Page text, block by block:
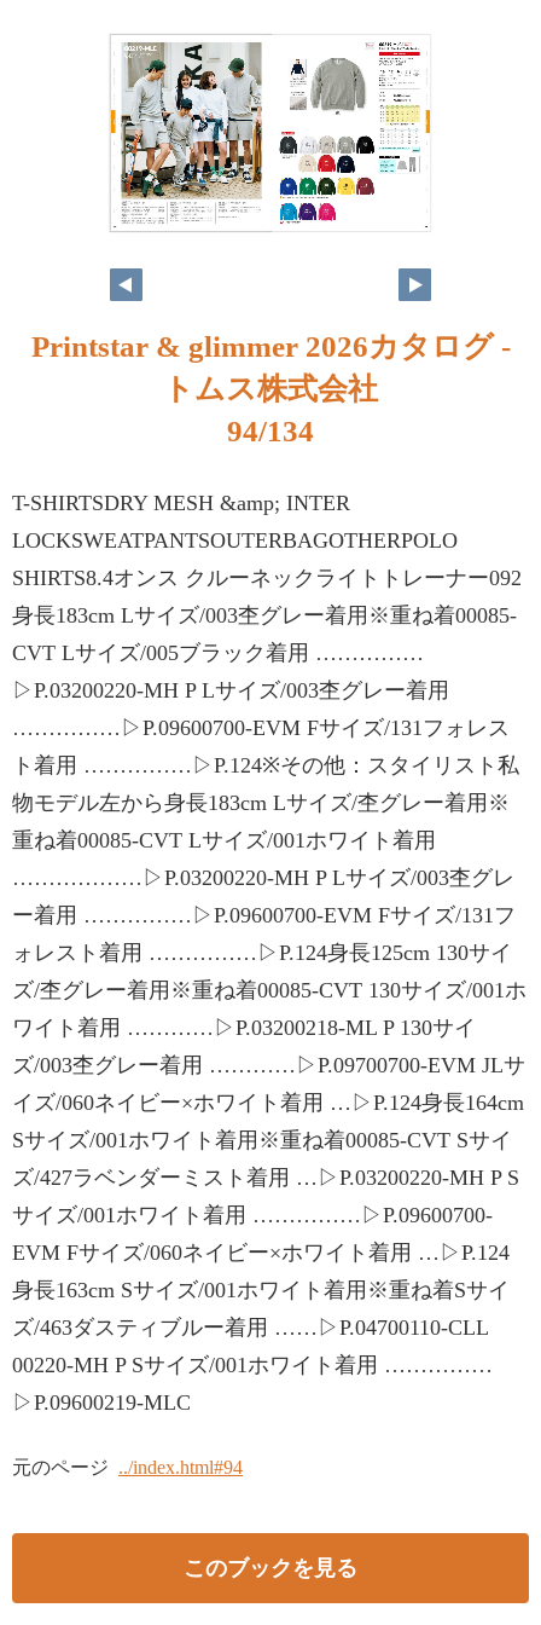
Printstar & glimmer 2026カタログ -
トムス株式会社
94/134
T-SHIRTSDRY MESH &amp; INTER
LOCKSWEATPANTSOUTERBAGOTHERPOLO
SHIRTS8.4オンス クルーネックライトトレーナー092
身長183cm Lサイズ/003杢グレー着用※重ね着00085-
CVT Lサイズ/005ブラック着用 ……………
▷P.03200220-MH P Lサイズ/003杢グレー着用
……………▷P.09600700-EVM Fサイズ/131フォレス
ト着用 ……………▷P.124※その他：スタイリスト私
物モデル左から身長183cm Lサイズ/杢グレー着用※
重ね着00085-CVT Lサイズ/001ホワイト着用
………………▷P.03200220-MH P Lサイズ/003杢グレ
ー着用 ……………▷P.09600700-EVM Fサイズ/131フ
ォレスト着用 ……………▷P.124身長125cm 130サイ
ズ/杢グレー着用※重ね着00085-CVT 130サイズ/001ホ
ワイト着用 …………▷P.03200218-ML P 130サイ
ズ/003杢グレー着用 …………▷P.09700700-EVM JLサ
イズ/060ネイビー×ホワイト着用 …▷P.124身長164cm
Sサイズ/001ホワイト着用※重ね着00085-CVT Sサイ
ズ/427ラベンダーミスト着用 …▷P.03200220-MH P S
サイズ/001ホワイト着用 ……………▷P.09600700-
EVM Fサイズ/060ネイビー×ホワイト着用 …▷P.124
身長163cm Sサイズ/001ホワイト着用※重ね着Sサイ
ズ/463ダスティブルー着用 ……▷P.04700110-CLL
00220-MH P Sサイズ/001ホワイト着用 ……………
▷P.09600219-MLC
元のページ ../index.html#94
このブックを見る